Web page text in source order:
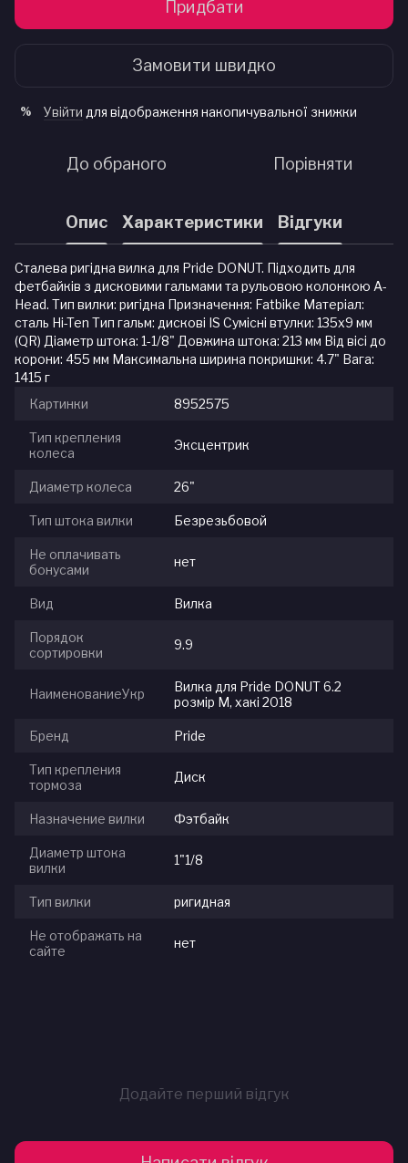
Придбати
Замовити швидко
% Увійти для відображення накопичувальної знижки
До обраного Порівняти
Опис Характеристики Відгуки
Сталева ригідна вилка для Pride DONUT. Підходить для
фетбайків з дисковими гальмами та рульовою колонкою A-
Head. Тип вилки: ригідна Призначення: Fatbike Матеріал:
сталь Hi-Ten Тип гальм: дискові IS Сумісні втулки: 135х9 мм
(QR) Діаметр штока: 1-1/8" Довжина штока: 213 мм Від вісі до
корони: 455 мм Максимальна ширина покришки: 4.7" Вага:
1415 г
Картинки
8952575
Тип крепления
колеса
Эксцентрик
Диаметр колеса 26"
Тип штока вилки Безрезьбовой
Не оплачивать
бонусами
нет
Вид Вилка
Порядок
сортировки
9.9
НаименованиеУкр
Вилка для Pride DONUT 6.2
розмір M, хакі 2018
Бренд Pride
Тип крепления
тормоза
Диск
Назначение вилки Фэтбайк
Диаметр штока
вилки
1"1/8
Тип вилки ригидная
Не отображать на
сайте
нет
Додайте перший відгук